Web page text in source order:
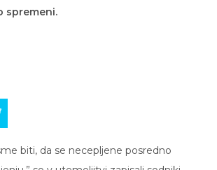
spremeni.
biti, da se necepljene posredno